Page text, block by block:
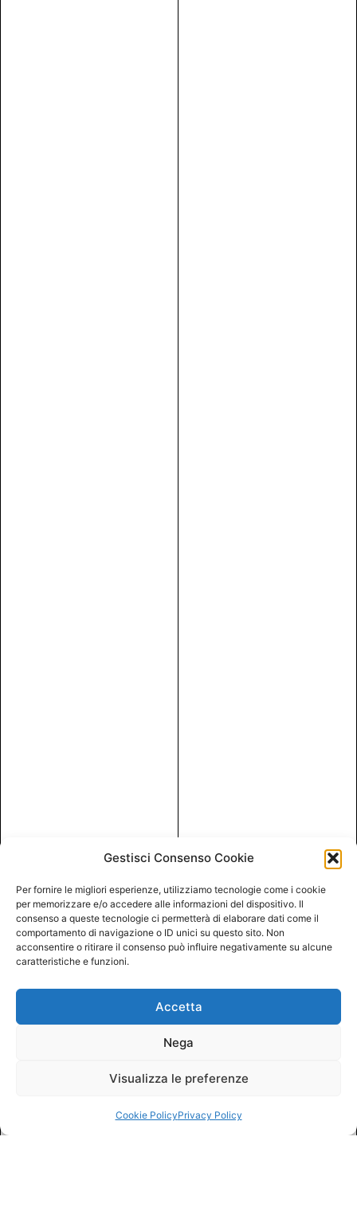
Gestisci Consenso Cookie
Per fornire le migliori esperienze, utilizziamo tecnologie come i cookie
per memorizzare e/o accedere alle informazioni del dispositivo. Il
consenso a queste tecnologie ci permetterà di elaborare dati come il
comportamento di navigazione o ID unici su questo sito. Non
acconsentire o ritirare il consenso può influire negativamente su alcune
caratteristiche e funzioni.
Accetta
Nega
Visualizza le preferenze
Cookie PolicyPrivacy Policy